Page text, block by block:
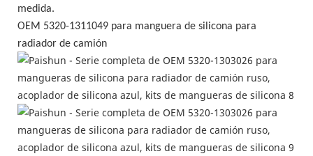
medida.
OEM 5320-1311049 para manguera de silicona para
radiador de camión